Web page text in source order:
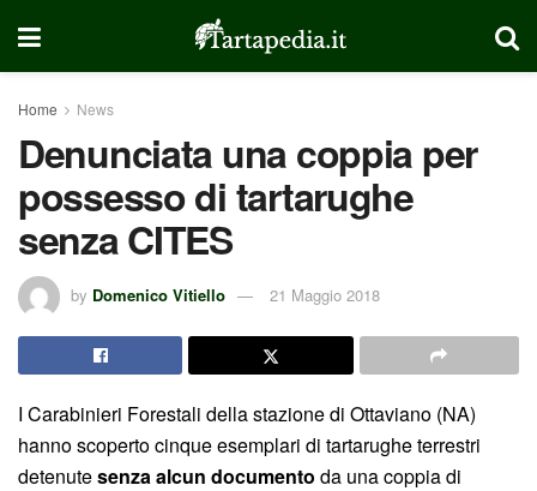
Home News
Denunciata una coppia per
possesso di tartarughe
senza CITES
by Domenico Vitiello 21 Maggio 2018
I Carabinieri Forestali della stazione di Ottaviano (NA)
hanno scoperto cinque esemplari di tartarughe terrestri
detenutesenza alcun documento da una coppia di